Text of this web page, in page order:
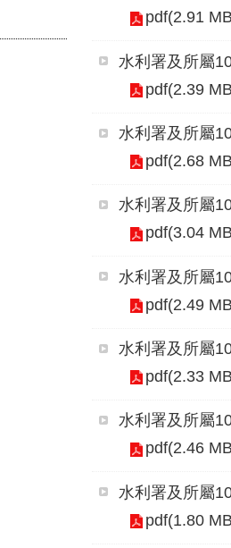
pdf(2.91
水利署及所屬
pdf(2.39
水利署及所屬
pdf(2.68
水利署及所屬
pdf(3.04
水利署及所屬
pdf(2.49
水利署及所屬
pdf(2.33
水利署及所屬
pdf(2.46
水利署及所屬
pdf(1.80